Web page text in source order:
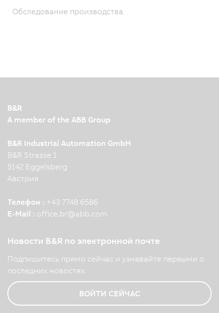
Обследование производства
B&R
A member of the ABB Group
B&R Industrial Automation GmbH
B&R Strasse 1
5142 Eggelsberg
Австрия
Телефон : +43 7748 6586
E-Mail : office.br@abb.com
Новости B&R по электронной почте
Подпишитесь прямо сейчас и узнавайте первыми о
последних новостях.
ВОЙТИ СЕЙЧАС